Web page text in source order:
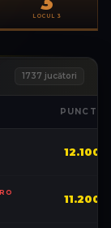
LOCUL 3
1737 jucători
PUNCTE
12.100
11.200